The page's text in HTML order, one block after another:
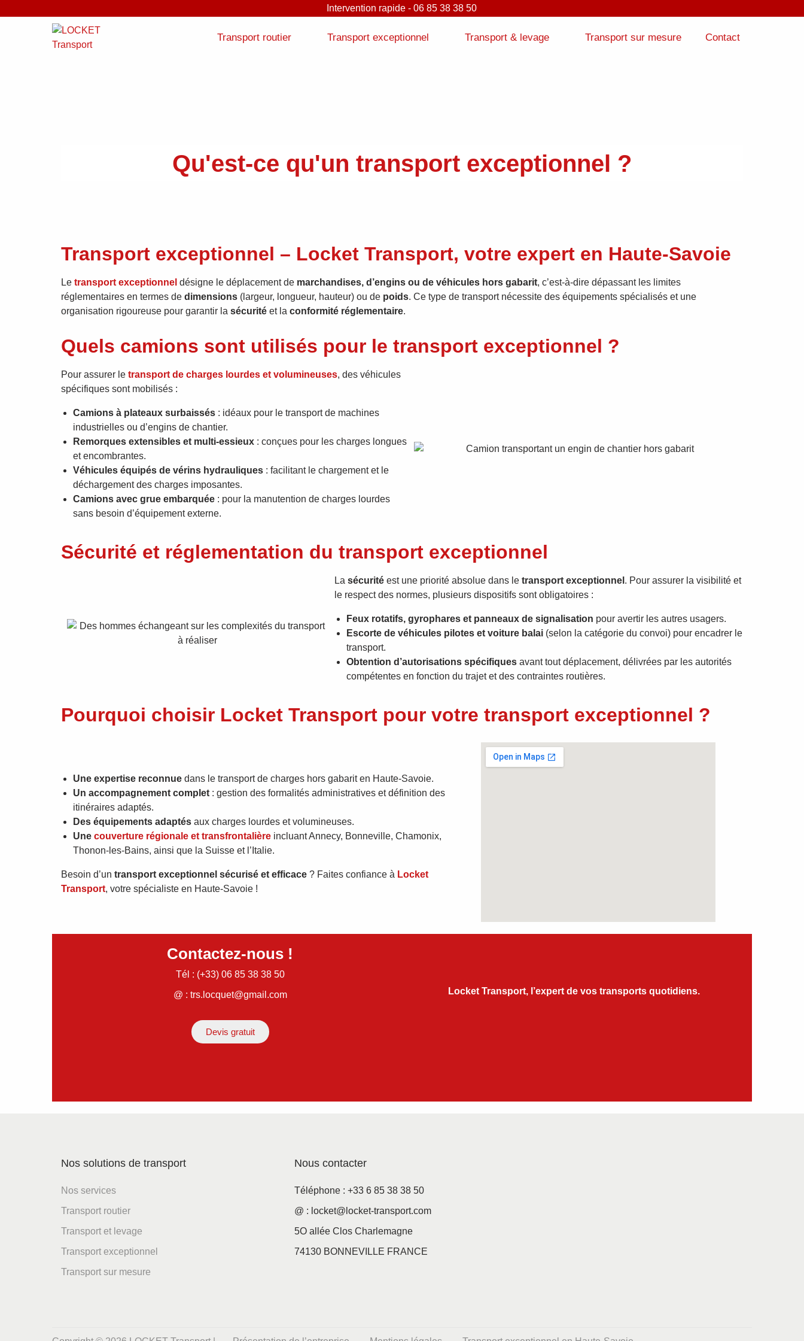
Intervention rapide - 06 85 38 38 50
Transport routier Transport exceptionnel Transport & levage Transport sur mesure Contact
Qu'est-ce qu'un transport exceptionnel ?
Transport exceptionnel – Locket Transport, votre expert en Haute-Savoie
Le transport exceptionnel désigne le déplacement de marchandises, d’engins ou de véhicules hors gabarit, c’est-à-dire dépassant les limites
réglementaires en termes de dimensions (largeur, longueur, hauteur) ou de poids. Ce type de transport nécessite des équipements spécialisés et une
organisation rigoureuse pour garantir la sécurité et la conformité réglementaire.
Quels camions sont utilisés pour le transport exceptionnel ?
Pour assurer le transport de charges lourdes et volumineuses, des véhicules
spécifiques sont mobilisés :
Camions à plateaux surbaissés : idéaux pour le transport de machines
industrielles ou d’engins de chantier.
Remorques extensibles et multi-essieux : conçues pour les charges longues
et encombrantes.
Véhicules équipés de vérins hydrauliques : facilitant le chargement et le
déchargement des charges imposantes.
Camions avec grue embarquée : pour la manutention de charges lourdes
sans besoin d’équipement externe.
Sécurité et réglementation du transport exceptionnel
La sécuritéest une priorité absolue dans le transport exceptionnel . Pour assurer la visibilité et
le respect des normes, plusieurs dispositifs sont obligatoires :
Feux rotatifs, gyrophares et panneaux de signalisation pour avertir les autres usagers.
Escorte de véhicules pilotes et voiture balai(selon la catégorie du convoi) pour encadrer le
transport.
Obtention d’autorisations spécifiquesavant tout déplacement, délivrées par les autorités
compétentes en fonction du trajet et des contraintes routières.
Pourquoi choisir Locket Transport pour votre transport exceptionnel ?
Une expertise reconnue dans le transport de charges hors gabarit en Haute-Savoie.
Un accompagnement complet : gestion des formalités administratives et définition des
itinéraires adaptés.
Des équipements adaptés aux charges lourdes et volumineuses.
Une couverture régionale et transfrontalière incluant Annecy, Bonneville, Chamonix,
Thonon-les-Bains, ainsi que la Suisse et l’Italie.
Besoin d’un transport exceptionnel sécurisé et efficace ? Faites confiance à Locket
Transport, votre spécialiste en Haute-Savoie !
Contactez-nous !
Tél : (+33) 06 85 38 38 50
@ : trs.locquet@gmail.com
Devis gratuit
Locket Transport, l’expert de vos transports quotidiens.
Nos solutions de transport
Nos services
Transport routier
Transport et levage
Transport exceptionnel
Transport sur mesure
Nous contacter
Téléphone : +33 6 85 38 38 50
@ : locket@locket-transport.com
5O allée Clos Charlemagne
74130 BONNEVILLE FRANCE